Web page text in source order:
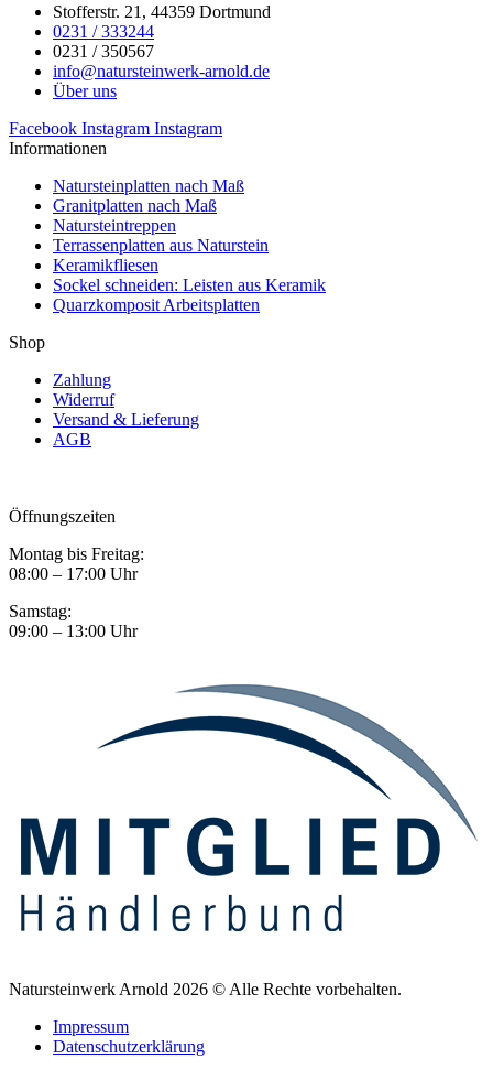
Stofferstr. 21, 44359 Dortmund
0231 / 333244
0231 / 350567
info@natursteinwerk-arnold.de
Über uns
Facebook Instagram Instagram
Informationen
Natursteinplatten nach Maß
Granitplatten nach Maß
Natursteintreppen
Terrassenplatten aus Naturstein
Keramikfliesen
Sockel schneiden: Leisten aus Keramik
Quarzkomposit Arbeitsplatten
Shop
Zahlung
Widerruf
Versand & Lieferung
AGB
Öffnungszeiten
Montag bis Freitag:
08:00 – 17:00 Uhr
Samstag:
09:00 – 13:00 Uhr
Natursteinwerk Arnold 2026 © Alle Rechte vorbehalten.
Impressum
Datenschutzerklärung